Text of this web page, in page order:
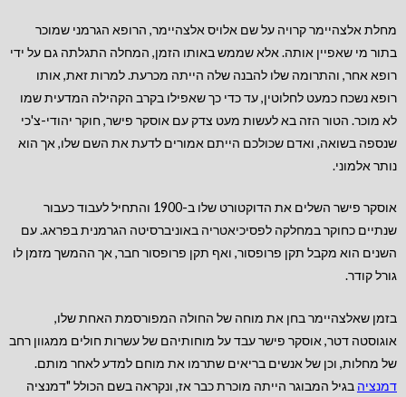
מחלת אלצהיימר קרויה על שם אלויס אלצהיימר, הרופא הגרמני שמוכר
בתור מי שאפיין אותה. אלא שממש באותו הזמן, המחלה התגלתה גם על ידי
רופא אחר, והתרומה שלו להבנה שלה הייתה מכרעת. למרות זאת, אותו
רופא נשכח כמעט לחלוטין, עד כדי כך שאפילו בקרב הקהילה המדעית שמו
לא מוכר. הטור הזה בא לעשות מעט צדק עם אוסקר פישר, חוקר יהודי-צ'כי
שנספה בשואה, ואדם שכולכם הייתם אמורים לדעת את השם שלו, אך הוא
נותר אלמוני.
אוסקר פישר השלים את הדוקטורט שלו ב-1900 והתחיל לעבוד כעבור
שנתיים כחוקר במחלקה לפסיכיאטריה באוניברסיטה הגרמנית בפראג. עם
השנים הוא מקבל תקן פרופסור, ואף תקן פרופסור חבר, אך ההמשך מזמן לו
גורל קודר.
בזמן שאלצהיימר בחן את מוחה של החולה המפורסמת האחת שלו,
אוגוסטה דטר, אוסקר פישר עבד על מוחותיהם של עשרות חולים ממגוון רחב
של מחלות, וכן של אנשים בריאים שתרמו את מוחם למדע לאחר מותם.
דמנציה בגיל המבוגר הייתה מוכרת כבר אז, ונקראה בשם הכולל "דמנציה